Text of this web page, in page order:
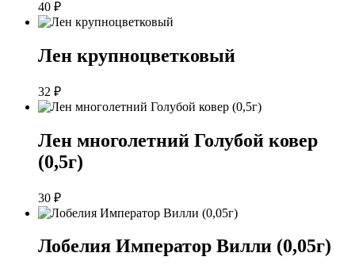
40 ₽
Лен крупноцветковый
32 ₽
Лен многолетний Голубой ковер
(0,5г)
30 ₽
Лобелия Император Вилли (0,05г)